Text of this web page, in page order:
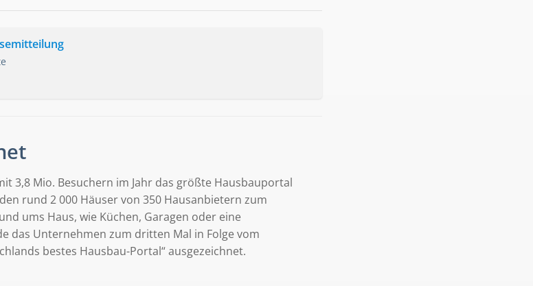
3,8 Mio. Besuchern im Jahr das größte Hausbauportal
rund 2 000 Häuser von 350 Hausanbietern zum
ums Haus, wie Küchen, Garagen oder eine
das Unternehmen zum dritten Mal in Folge vom
bestes Hausbau-Portal“ ausgezeichnet.